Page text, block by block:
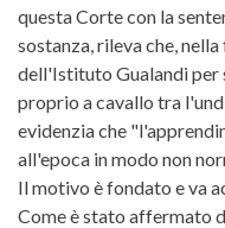
questa Corte con la
sostanza, rileva che,
dell'Istituto Gualandi
proprio a cavallo tra
evidenzia che
all'epoca in modo non
Il motivo è fondato e va
Come è stato affermato